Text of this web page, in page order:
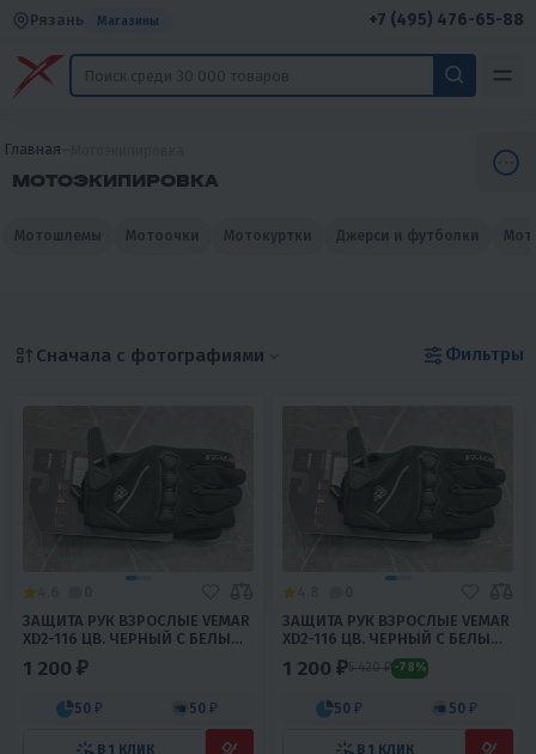
Рязань Магазины +7 (495) 476-65-88
Главная
МОТОЭКИПИРОВКА
Мотошлемы Мотоочки Мотокуртки Джерси и футболки
Сначала с фотографиями Фильтры
ЗАЩИТА РУК ВЗРОСЛЫЕ VEMAR
XD2-116 ЦВ. ЧЕРНЫЙ С БЕЛЫМ
1 200 ₽
50 ₽ 50 ₽
В 1 КЛИК
ЗАЩИТА РУК ВЗРОСЛЫЕ VEMAR
XD2-116 ЦВ. ЧЕРНЫЙ С БЕЛЫМ
1 200 ₽5 420 ₽ -78%
50 ₽ 50 ₽
В 1 КЛИК